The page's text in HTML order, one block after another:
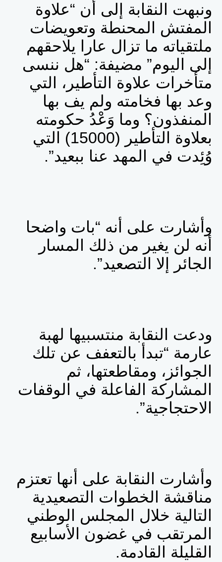
ونبهت النقابة إلى أن “علاوة
المفتش المحنطة وتعويضات
ملتقياته ما تزال عارا يلاحقهم
إلى اليوم” مضيفة: “هل ننسى
متأخرات علاوة التأطير، التي
وعد بها فخامته ولم يف بها
المنفذون؟ وما وَعْدُ حكومته
بعلاوة التأطير (15000) التي
وُئِدت في المهد عنا ببعيد”.
وأشارت على أنه “بات واضحا
أنه لن يغير من ذلك المسار
الجائر إلا التصعيد”.
ودعت النقابة منتسبيها لهبة
عارمة “تبدأ بالتعفف عن تلك
الجوائز، ومقاطعتها، ثم
المشاركة الفاعلة في الوقفات
الاحتجاجية”.
وأشارت النقابة على أنها تعتزم
مناقشة الخطوات التصعيدية
التالية خلال المجلس الوطني
المرتقب في غضون الأسابيع
القليلة القادمة.